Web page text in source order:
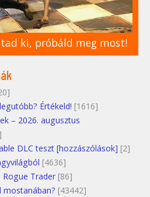
ki, próbáld meg most!
Értékeld! [1616]
– 2026. augusztus
DLC teszt [hozzászólások] [2]
[4636]
Rogue Trader [86]
mostanában? [43442]